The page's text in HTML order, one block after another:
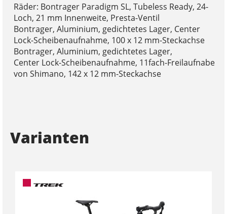
Räder: Bontrager Paradigm SL, Tubeless Ready, 24-
Loch, 21 mm Innenweite, Presta-Ventil
Bontrager, Aluminium, gedichtetes Lager, Center
Lock-Scheibenaufnahme, 100 x 12 mm-Steckachse
Bontrager, Aluminium, gedichtetes Lager,
Center Lock-Scheibenaufnahme, 11fach-Freilaufnabe
von Shimano, 142 x 12 mm-Steckachse
Varianten